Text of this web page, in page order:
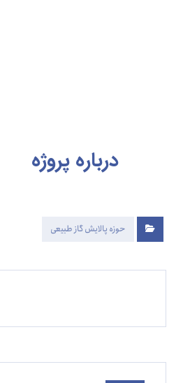
درباره پروژه
حوزه پالایش گاز طبیعی